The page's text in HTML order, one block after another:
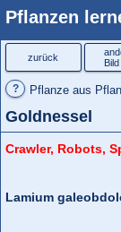
Pflanzen
? Pflanze aus
Goldnessel
zurück
Bild
Crawler, Robots,
Lamium